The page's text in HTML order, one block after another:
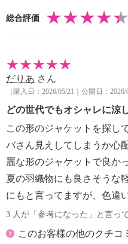
総合評価
だりあ さん
（購入日：2026/05/21｜公開日：2026/
どの世代でもオシャレに涼
この形のジャケットを探し
バさん見えしてしまうか心
麗な形のジャケットで良か
夏の羽織物にも良さそうな
にもと言ってますが、色違
3 人が「参考になった」と言っ
このお客様の他のクチコ